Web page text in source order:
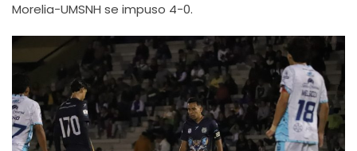
Morelia-UMSNH se impuso 4-0.